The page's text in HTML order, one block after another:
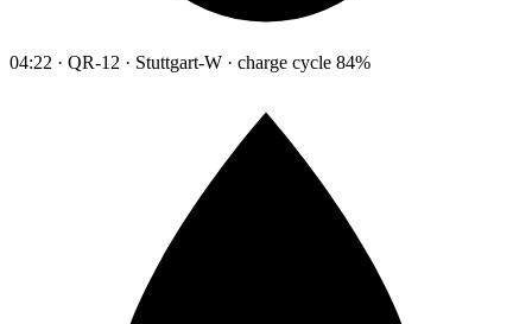
04:22 · QR-12 · Stuttgart-W · charge cycle 84%